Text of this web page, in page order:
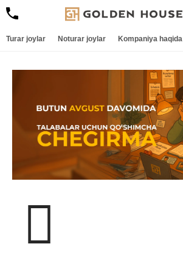
Turar joylar Noturar joylar Kompaniya haqida